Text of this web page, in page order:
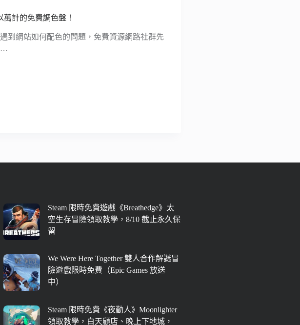
萬計的免費調色盤！
到網站如何配色的問題，免費資源網路社群先
…
Steam 限時免費遊戲《Breathedge》太
空生存冒險領取教學，8/10 截止永久保
留
We Were Here Together 雙人合作解謎冒
險遊戲限時免費（Epic Games 放送
中）
Steam 限時免費《夜勤人》Moonlighter
領取教學，白天顧店、晚上下地城，